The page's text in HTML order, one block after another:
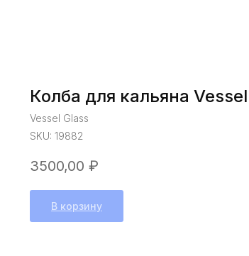
Колба для кальяна
Vessel Glass
SKU: 19882
3500,00 ₽
В корзину